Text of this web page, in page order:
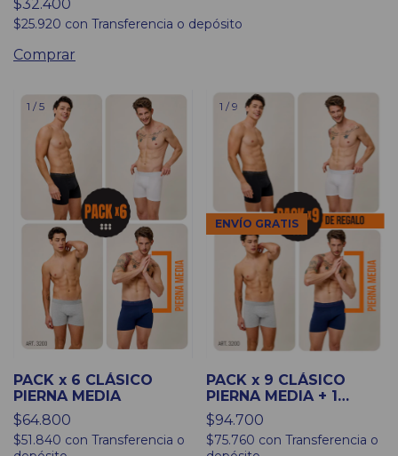
$32.400
$25.920 con Transferencia o depósito
Comprar
1 / 5
PACK x 6 CLÁSICO
PIERNA MEDIA
$64.800
$51.840 con Transferencia o
1 / 9
ENVÍO GRATIS
PACK x 9 CLÁSICO
PIERNA MEDIA + 1
ESTAMPADO DE
REGALO
$94.700
$75.760 con Transferencia o